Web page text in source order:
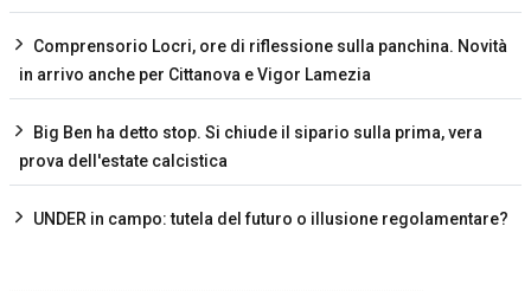
Comprensorio Locri, ore di riflessione sulla panchina. Novità
in arrivo anche per Cittanova e Vigor Lamezia
Big Ben ha detto stop. Si chiude il sipario sulla prima, vera
prova dell'estate calcistica
UNDER in campo: tutela del futuro o illusione regolamentare?